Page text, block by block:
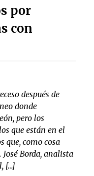
por
con
después de
donde
pero los
que están en el
que, como cosa
Borda, analista
[…]